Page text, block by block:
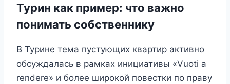
Турин как пример: что важно
понимать собственнику
В Турине тема пустующих квартир активно
обсуждалась в рамках инициативы «Vuoti a
rendere» и более широкой повестки по праву